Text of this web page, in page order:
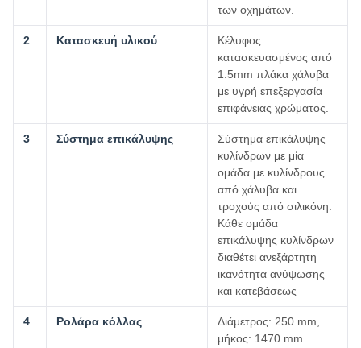
των οχημάτων.
2 Κατασκευή υλικού
Κέλυφος
κατασκευασμένος από
1.5mm πλάκα χάλυβα
με υγρή επεξεργασία
επιφάνειας χρώματος.
3 Σύστημα επικάλυψης
Σύστημα επικάλυψης
κυλίνδρων με μία
ομάδα με κυλίνδρους
από χάλυβα και
τροχούς από σιλικόνη.
Κάθε ομάδα
επικάλυψης κυλίνδρων
διαθέτει ανεξάρτητη
ικανότητα ανύψωσης
και κατεβάσεως
4 Ρολάρα κόλλας
Διάμετρος: 250 mm,
μήκος: 1470 mm.